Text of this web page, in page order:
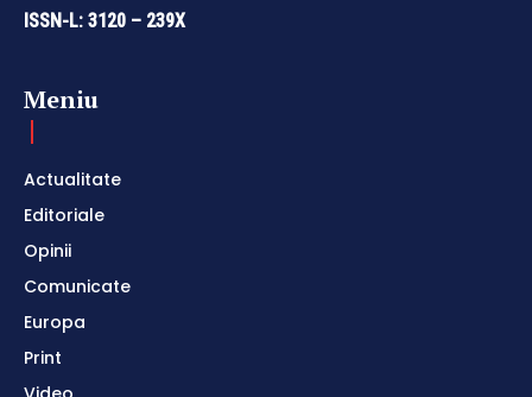
ISSN-L: 3120 – 239X
Meniu
Actualitate
Editoriale
Opinii
Comunicate
Europa
Print